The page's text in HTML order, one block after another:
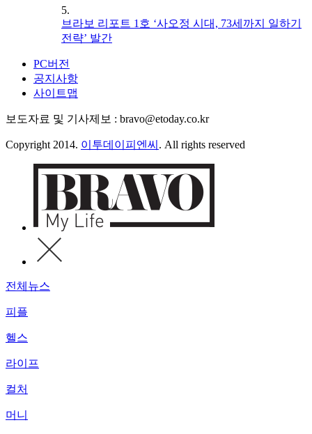
5.
브라보 리포트 1호 ‘사오정 시대, 73세까지 일하기
전략’ 발간
PC버전
공지사항
사이트맵
보도자료 및 기사제보 : bravo@etoday.co.kr
Copyright 2014. 이투데이피엔씨 . All rights reserved
전체뉴스
피플
헬스
라이프
컬처
머니